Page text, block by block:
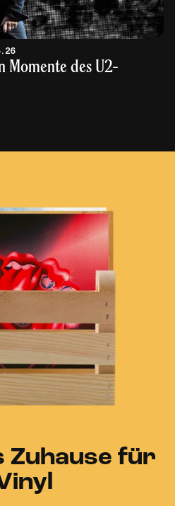
08.08.26
Momente des U2-
Zuhause für